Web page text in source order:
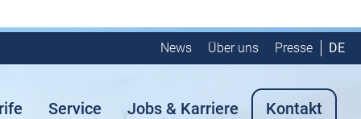
News Über uns Presse DE
Service Jobs & Karriere Kontakt